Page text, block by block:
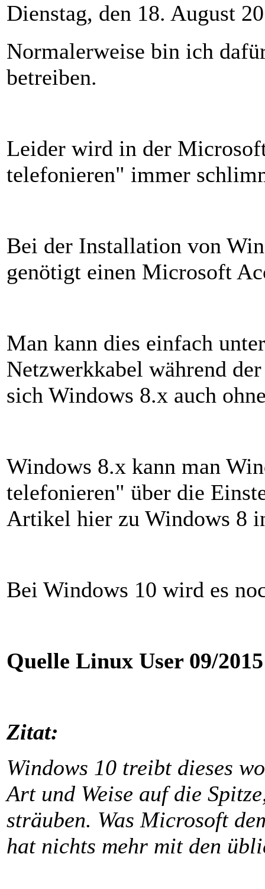
Dienstag, den 18. August
Normalerweise bin ich
betreiben.
Leider wird in der
telefonieren" immer
Bei der Installation von
genötigt einen Microsoft
Man kann dies einfach
Netzwerkkabel während
sich Windows 8.x auch
Windows 8.x kann man
telefonieren" über die
Artikel hier zu Windows 8
Bei Windows 10 wird es
Quelle Linux User 09/
Zitat:
Windows 10 treibt dieses
Art und Weise auf die
sträuben. Was Microsoft
hat nichts mehr mit den